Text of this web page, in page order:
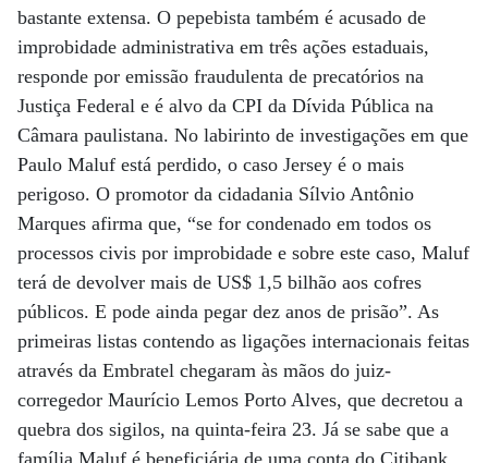
bastante extensa. O pepebista também é acusado de
improbidade administrativa em três ações estaduais,
responde por emissão fraudulenta de precatórios na
Justiça Federal e é alvo da CPI da Dívida Pública na
Câmara paulistana. No labirinto de investigações em que
Paulo Maluf está perdido, o caso Jersey é o mais
perigoso. O promotor da cidadania Sílvio Antônio
Marques afirma que, “se for condenado em todos os
processos civis por improbidade e sobre este caso, Maluf
terá de devolver mais de US$ 1,5 bilhão aos cofres
públicos. E pode ainda pegar dez anos de prisão”. As
primeiras listas contendo as ligações internacionais feitas
através da Embratel chegaram às mãos do juiz-
corregedor Maurício Lemos Porto Alves, que decretou a
quebra dos sigilos, na quinta-feira 23. Já se sabe que a
família Maluf é beneficiária de uma conta do Citibank